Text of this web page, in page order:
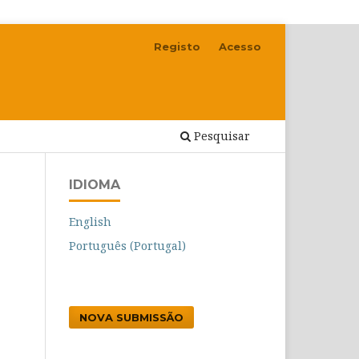
Pesquisar
Registo Acesso
IDIOMA
English
Português (Portugal)
NOVA SUBMISSÃO